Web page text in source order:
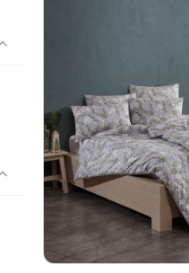
nostru gasesti lenjeria
adevarat de cateva
Lenjerii de pat
Pe langa material,
dormitorului
240x260 etc.). Pe site-
simple albe, negre, gri
verde.